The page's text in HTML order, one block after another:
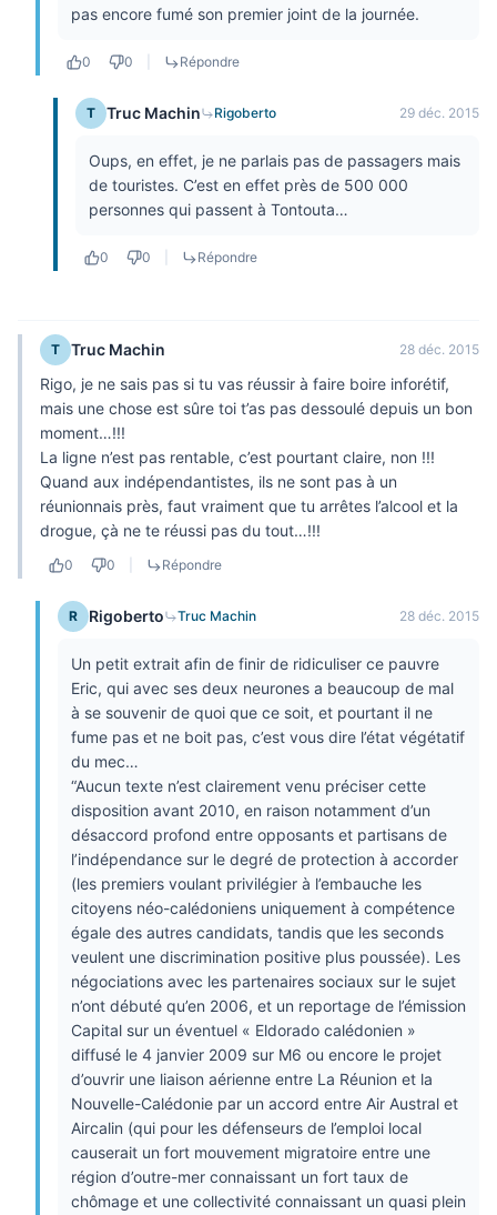
pas encore fumé son premier joint de la journée.
0 0 Répondre
T Truc Machin Rigoberto 29 déc. 2015
Oups, en effet, je ne parlais pas de passagers mais
de touristes. C’est en effet près de 500 000
personnes qui passent à Tontouta…
0 0 Répondre
T Truc Machin 28 déc. 2015
Rigo, je ne sais pas si tu vas réussir à faire boire inforétif,
mais une chose est sûre toi t’as pas dessoulé depuis un bon
moment…!!!
La ligne n’est pas rentable, c’est pourtant claire, non !!!
Quand aux indépendantistes, ils ne sont pas à un
réunionnais près, faut vraiment que tu arrêtes l’alcool et la
drogue, çà ne te réussi pas du tout…!!!
0 0 Répondre
R Rigoberto Truc Machin 28 déc. 2015
Un petit extrait afin de finir de ridiculiser ce pauvre
Eric, qui avec ses deux neurones a beaucoup de mal
à se souvenir de quoi que ce soit, et pourtant il ne
fume pas et ne boit pas, c’est vous dire l’état végétatif
du mec…
“Aucun texte n’est clairement venu préciser cette
disposition avant 2010, en raison notamment d’un
désaccord profond entre opposants et partisans de
l’indépendance sur le degré de protection à accorder
(les premiers voulant privilégier à l’embauche les
citoyens néo-calédoniens uniquement à compétence
égale des autres candidats, tandis que les seconds
veulent une discrimination positive plus poussée). Les
négociations avec les partenaires sociaux sur le sujet
n’ont débuté qu’en 2006, et un reportage de l’émission
Capital sur un éventuel « Eldorado calédonien »
diffusé le 4 janvier 2009 sur M6 ou encore le projet
d’ouvrir une liaison aérienne entre La Réunion et la
Nouvelle-Calédonie par un accord entre Air Austral et
Aircalin (qui pour les défenseurs de l’emploi local
causerait un fort mouvement migratoire entre une
région d’outre-mer connaissant un fort taux de
chômage et une collectivité connaissant un quasi plein